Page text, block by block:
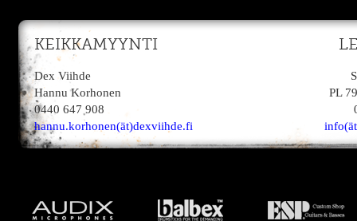
KEIKKAMYYNTI
Dex Viihde
Hannu Korhonen
0440 647 908
hannu.korhonen(ät)dexviihde.fi
PL